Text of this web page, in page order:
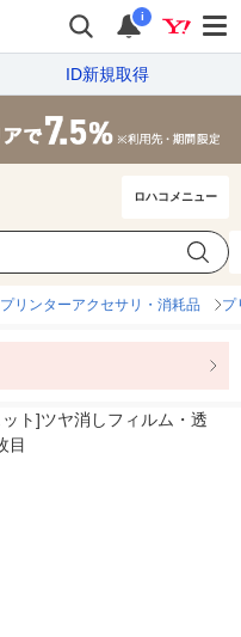
i
ID新規取得
ロハコメニュー
プリンターアクセサリ・消耗品 プ